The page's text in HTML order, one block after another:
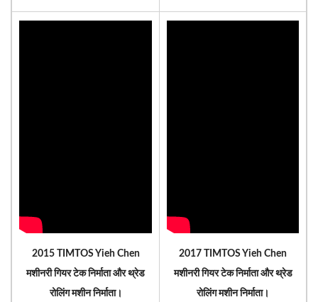
2015 TIMTOS Yieh Chen
मशीनरी गियर टेक निर्माता और थ्रेड
रोलिंग मशीन निर्माता।
2017 TIMTOS Yieh Chen
मशीनरी गियर टेक निर्माता और थ्रेड
रोलिंग मशीन निर्माता।